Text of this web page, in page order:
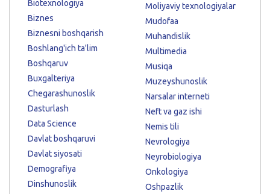
Biotexnologiya
Biznes
Biznesni boshqarish
Boshlang'ich ta'lim
Boshqaruv
Buxgalteriya
Chegarashunoslik
Dasturlash
Data Science
Davlat boshqaruvi
Davlat siyosati
Demografiya
Dinshunoslik
Moliyaviy texnologiyalar
Mudofaa
Muhandislik
Multimedia
Musiqa
Muzeyshunoslik
Narsalar interneti
Neft va gaz ishi
Nemis tili
Nevrologiya
Neyrobiologiya
Onkologiya
Oshpazlik